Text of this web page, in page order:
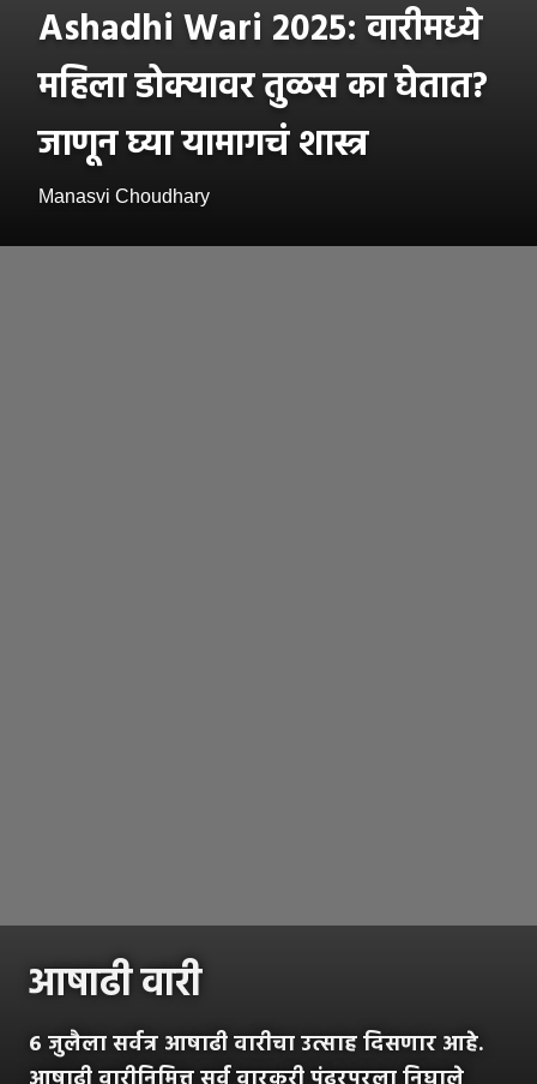
Ashadhi Wari 2025: वारीमध्ये
महिला डोक्यावर तुळस का घेतात?
जाणून घ्या यामागचं शास्त्र
Manasvi Choudhary
आषाढी वारी
६ जुलैला सर्वत्र आषाढी वारीचा उत्साह दिसणार आहे.